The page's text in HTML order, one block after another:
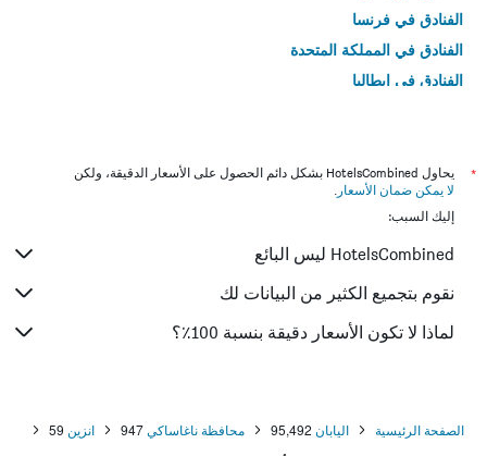
الفنادق في فرنسا
الفنادق في المملكة المتحدة
الفنادق في إيطاليا
*
يحاول HotelsCombined بشكل دائم الحصول على الأسعار الدقيقة، ولكن
لا يمكن ضمان الأسعار .
إليك السبب:
HotelsCombined ليس البائع
نقوم بتجميع الكثير من البيانات لك
لماذا لا تكون الأسعار دقيقة بنسبة 100٪؟
الصفحة الرئيسية اليابان 95,492 محافظة ناغاساكي947 انزين 59